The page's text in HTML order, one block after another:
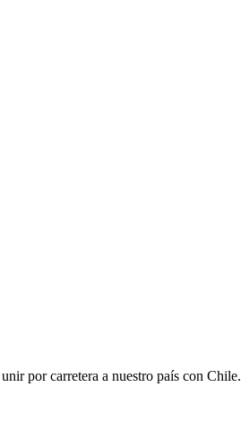
por carretera a nuestro país con Chile.